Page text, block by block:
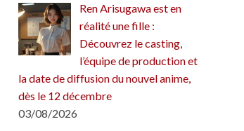
Ren Arisugawa est en
réalité une fille :
Découvrez le casting,
l’équipe de production et
la date de diffusion du nouvel anime,
dès le 12 décembre
03/08/2026